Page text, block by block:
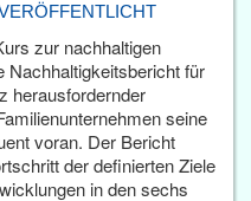
zur nachhaltigen
Nachhaltigkeitsbericht für
herausfordernder
seine
voran. Der Bericht
der definierten Ziele
in den sechs